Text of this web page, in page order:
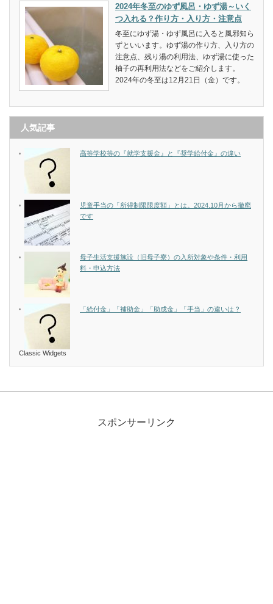
2024年冬至のゆず風呂・ゆず湯～いく
つ入れる？作り方・入り方・注意点
冬至にゆず湯・ゆず風呂に入ると風邪知ら
ずといいます。ゆず湯の作り方、入り方の
注意点、残り湯の利用法、ゆず湯に使った
柚子の再利用法などをご紹介します。
2024年の冬至は12月21日（金）です。
人気記事
高等学校等の『就学支援金』と『奨学給付金』の違い
児童手当の「所得制限限度額」とは。2024.10月から撤廃
です
母子生活支援施設（旧母子寮）の入所対象や条件・利用
料・申込方法
「給付金」「補助金」「助成金」「手当」の違いは？
Classic Widgets
スポンサーリンク